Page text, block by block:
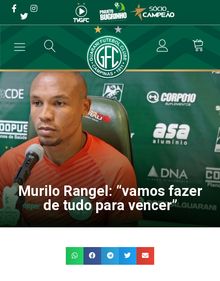
Murilo Rangel: “vamos
fazer de tudo para vencer”
→ Futebol Profissional Murilo Rangel: “vamos fazer de tudo para
Murilo Rangel: “vamos fazer
de tudo para vencer”